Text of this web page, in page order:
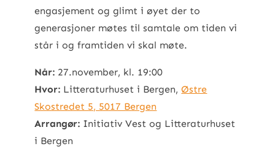
engasjement og glimt i øyet der to
generasjoner møtes til samtale om tiden vi
står i og framtiden vi skal møte.
Når: 27.november, kl. 19:00
Hvor: Litteraturhuset i Bergen,Østre
Skostredet 5, 5017 Bergen
Arrangør: Initiativ Vest og Litteraturhuset
i Bergen